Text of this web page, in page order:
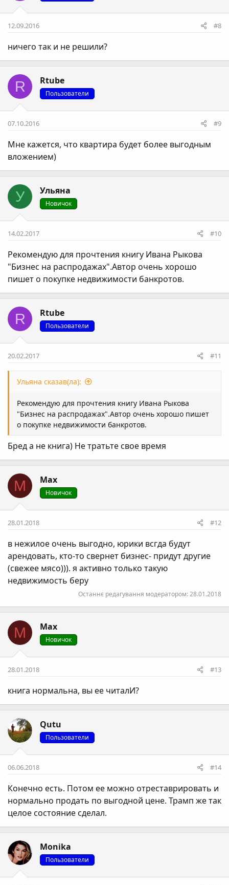
12.09.2016 #8
ничего так и не решили?
R Rtube
Пользователи
07.10.2016 #9
Мне кажется, что квартира будет более выгодным
вложением)
У Ульяна
Новичок
14.02.2017 #10
Рекомендую для прочтения книгу Ивана Рыкова
"Бизнес на распродажах".Автор очень хорошо
пишет о покупке недвижимости банкротов.
R Rtube
Пользователи
20.02.2017 #11
Ульяна сказав(ла):
Рекомендую для прочтения книгу Ивана Рыкова
"Бизнес на распродажах".Автор очень хорошо пишет
о покупке недвижимости банкротов.
Бред а не книга) Не тратьте свое время
M Max
Новичок
28.01.2018 #12
в нежилое очень выгодно, юрики всгда будут
арендовать, кто-то свернет бизнес- придут другие
(свежее мясо))). я активно только такую
недвижимость беру
Останнє редагування модератором:28.01.2018
M Max
Новичок
28.01.2018 #13
книга нормальна, вы ее читалИ?
Qutu
Пользователи
06.06.2018 #14
Конечно есть. Потом ее можно отреставрировать и
нормально продать по выгодной цене. Трамп же так
целое состояние сделал.
Monika
Пользователи